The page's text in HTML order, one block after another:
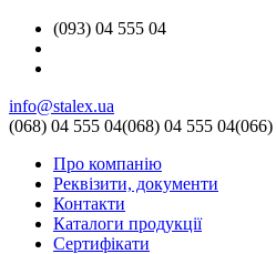
(093) 04 555 04
info@stalex.ua
(068) 04 555 04(068) 04 555 04(066)
Про компанію
Реквізити, документи
Контакти
Каталоги продукції
Сертифікати